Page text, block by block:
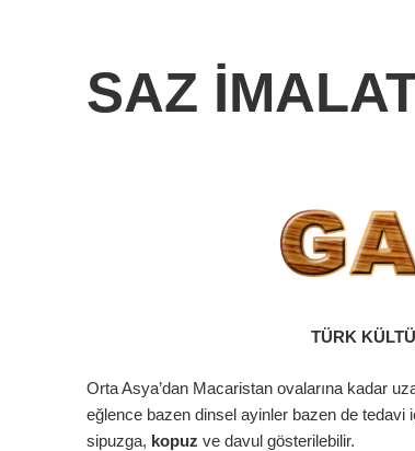
SAZ
TÜRK
Orta Asya’dan Macaristan ovalarına kadar
eğlence bazen dinsel ayinler bazen de tedavi
sipuzga, kopuz ve davul gösterilebilir.